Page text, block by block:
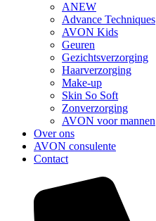
ANEW
Advance Techniques
AVON Kids
Geuren
Gezichtsverzorging
Haarverzorging
Make-up
Skin So Soft
Zonverzorging
AVON voor mannen
Over ons
AVON consulente
Contact